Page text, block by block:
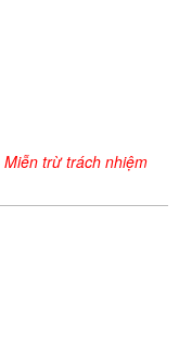
Miễn trừ trách nhiệm